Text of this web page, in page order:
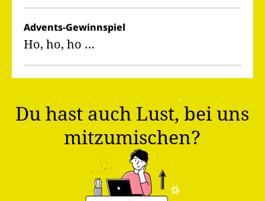
Advents-Gewinnspiel
Ho, ho, ho …
Du hast auch Lust, bei uns
mitzumischen?